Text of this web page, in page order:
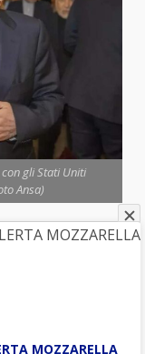
gli Stati Uniti
Ansa)
guardia nei
che Israele
Abbas
MOZZARELLA